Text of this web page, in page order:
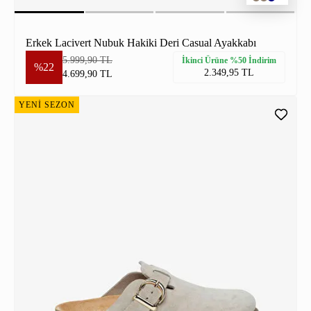
Erkek Lacivert Nubuk Hakiki Deri Casual Ayakkabı
%22
5.999,90 TL
4.699,90 TL
İkinci Ürüne %50 İndirim
2.349,95 TL
YENİ SEZON